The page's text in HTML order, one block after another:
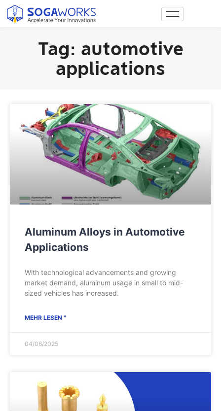
Tag: automotive
applications
Aluminum Alloys in Automotive
Applications
With technological advancements and growing
market demand, aluminum usage in small to mid-
sized vehicles has increased.
MEHR LESEN "
04/06/2025